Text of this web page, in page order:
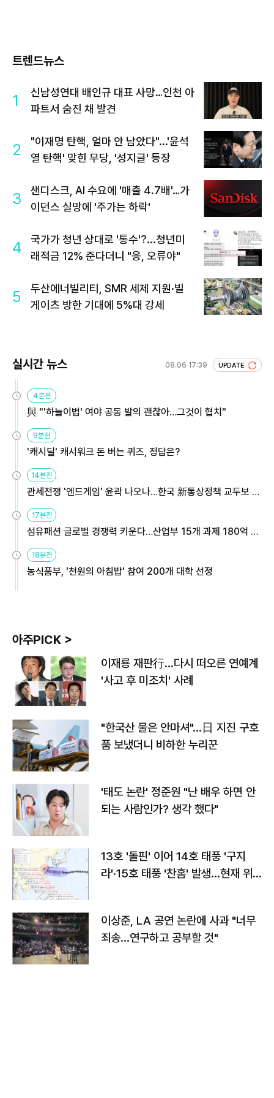
트렌드뉴스
1
신남성연대 배인규 대표 사망…인천 아
파트서 숨진 채 발견
2
"이재명 탄핵, 얼마 안 남았다"...'윤석
열 탄핵' 맞힌 무당, '성지글' 등장
3
샌디스크, AI 수요에 '매출 4.7배'…가
이던스 실망에 '주가는 하락'
4
국가가 청년 상대로 '통수'?...청년미
래적금 12% 준다더니 "응, 오류야"
5
두산에너빌리티, SMR 세제 지원·빌
게이츠 방한 기대에 5%대 강세
실시간 뉴스 08.06 17:39 UPDATE
4분전
與 "'하늘이법' 여야 공동 발의 괜찮아…그것이 협치"
9분전
'캐시딜' 캐시워크 돈 버는 퀴즈, 정답은?
14분전
관세전쟁 '엔드게임' 윤곽 나오나…한국 新통상정책 교두보 활
용해야
17분전
섬유패션 글로벌 경쟁력 키운다…산업부 15개 과제 180억 지
원
18분전
농식품부, '천원의 아침밥' 참여 200개 대학 선정
아주PICK >
이재룡 재판行…다시 떠오른 연예계
'사고 후 미조치' 사례
"한국산 물은 안마셔"…日 지진 구호
품 보냈더니 비하한 누리꾼
'태도 논란' 정준원 "난 배우 하면 안
되는 사람인가? 생각 했다"
13호 '돌핀' 이어 14호 태풍 '구지
라'·15호 태풍 '찬홈' 발생…현재 위
이상준, LA 공연 논란에 사과 "너무
죄송…연구하고 공부할 것"